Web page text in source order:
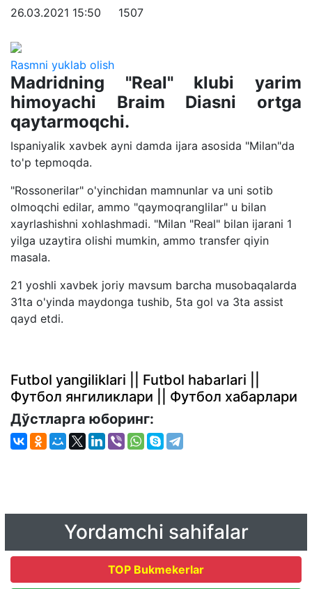
26.03.2021 15:50 1507
Rasmni yuklab olish
Madridning "Real" klubi yarim
himoyachi Braim Diasni ortga
qaytarmoqchi.
Ispaniyalik xavbek ayni damda ijara asosida "Milan"da
to'p tepmoqda.
"Rossonerilar" o'yinchidan mamnunlar va uni sotib
olmoqchi edilar, ammo "qaymoqranglilar" u bilan
xayrlashishni xohlashmadi. "Milan "Real" bilan ijarani 1
yilga uzaytira olishi mumkin, ammo transfer qiyin
masala.
21 yoshli xavbek joriy mavsum barcha musobaqalarda
31ta o'yinda maydonga tushib, 5ta gol va 3ta assist
qayd etdi.
Futbol yangiliklari || Futbol habarlari ||
Футбол янгиликлари || Футбол хабарлари
Дўстларга юборинг:
Yordamchi sahifalar
TOP Bukmekerlar